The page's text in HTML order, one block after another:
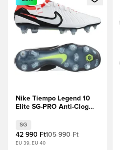
Nike Tiempo Legend 10
Elite SG-PRO Anti-Clog
Fehér/Fekete/Bíborvörös
SG
42 990 Ft105 990 Ft
EU 39, EU 40